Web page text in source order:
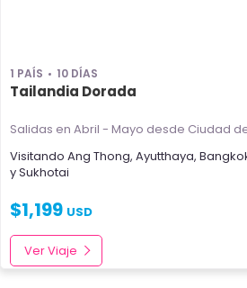
1 PAÍS 10 DÍAS
Tailandia Dorada
Salidas en Abril - Mayo desde Ciudad
Visitando Ang Thong, Ayutthaya,
ySukhotai
$1,199 USD
Ver Viaje